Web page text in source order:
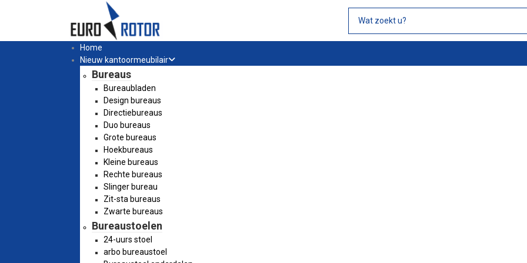
Home
Nieuw kantoormeubilair
Bureaus
Bureaubladen
Design bureaus
Directiebureaus
Duo bureaus
Grote bureaus
Hoekbureaus
Kleine bureaus
Rechte bureaus
Slinger bureau
Zit-sta bureaus
Zwarte bureaus
Bureaustoelen
24-uurs stoel
arbo bureaustoel